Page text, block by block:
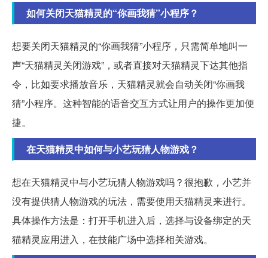
如何关闭天猫精灵的“你画我猜”小程序？
想要关闭天猫精灵的“你画我猜”小程序，只需简单地叫一
声“天猫精灵关闭游戏”，或者直接对天猫精灵下达其他指
令，比如要求播放音乐，天猫精灵就会自动关闭“你画我
猜”小程序。这种智能的语音交互方式让用户的操作更加便
捷。
在天猫精灵中如何与小艺玩猜人物游戏？
想在天猫精灵中与小艺玩猜人物游戏吗？很抱歉，小艺并
没有提供猜人物游戏的玩法，需要使用天猫精灵来进行。
具体操作方法是：打开手机进入后，选择与设备绑定的天
猫精灵应用进入，在技能广场中选择相关游戏。